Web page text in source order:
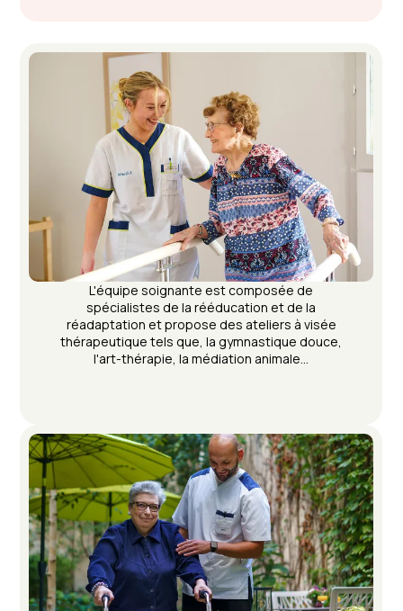
L'équipe soignante est composée de
spécialistes de la rééducation et de la
réadaptation et propose des ateliers à visée
thérapeutique tels que, la gymnastique douce,
l'art-thérapie, la médiation animale…